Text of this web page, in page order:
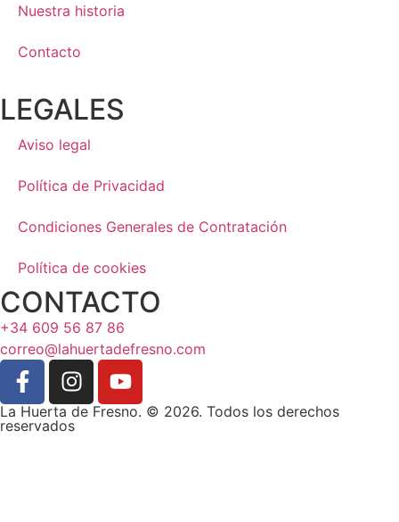
Nuestra historia
Contacto
LEGALES
Aviso legal
Política de Privacidad
Condiciones Generales de Contratación
Política de cookies
CONTACTO
+34 609 56 87 86
correo@lahuertadefresno.com
La Huerta de Fresno. © 2026. Todos los derechos
reservados